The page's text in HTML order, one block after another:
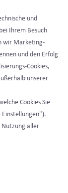
und
Ihrem Besuch
wir Marketing-
und den Erfolg
Cookies,
unserer
Cookies Sie
Nutzung aller